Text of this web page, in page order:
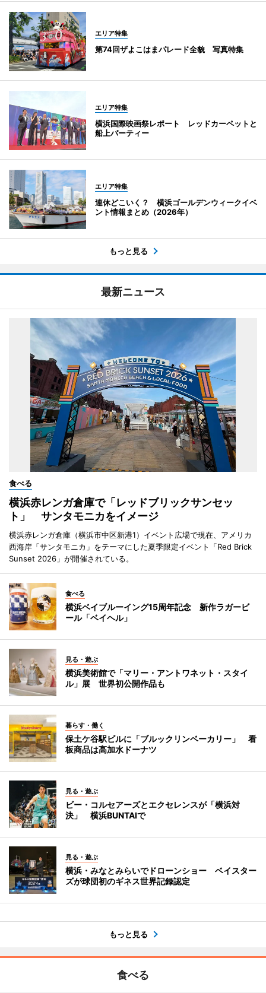
エリア特集
第74回ザよこはまパレード全貌 写真特集
エリア特集
横浜国際映画祭レポート レッドカーペットと
船上パーティー
エリア特集
連休どこいく？ 横浜ゴールデンウィークイベ
ント情報まとめ（2026年）
もっと見る
最新ニュース
食べる
横浜赤レンガ倉庫で「レッドブリックサンセッ
ト」 サンタモニカをイメージ
横浜赤レンガ倉庫（横浜市中区新港1）イベント広場で現在、アメリカ
西海岸「サンタモニカ」をテーマにした夏季限定イベント「Red Brick
Sunset 2026」が開催されている。
食べる
横浜ベイブルーイング15周年記念 新作ラガービ
ール「ベイヘル」
見る・遊ぶ
横浜美術館で「マリー・アントワネット・スタイ
ル」展 世界初公開作品も
暮らす・働く
保土ケ谷駅ビルに「ブルックリンベーカリー」 看
板商品は高加水ドーナツ
見る・遊ぶ
ビー・コルセアーズとエクセレンスが「横浜対
決」 横浜BUNTAIで
見る・遊ぶ
横浜・みなとみらいでドローンショー ベイスター
ズが球団初のギネス世界記録認定
もっと見る
食べる